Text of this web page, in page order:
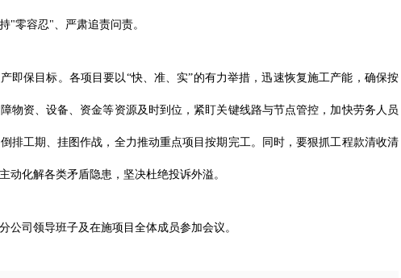
"零容忍"、严肃追责问责。
即保目标。各项目要以“快、准、实”的有力举措，迅速恢复施工产能，确保按
物资、设备、资金等资源及时到位，紧盯关键线路与节点管控，加快劳务人员
排工期、挂图作战，全力推动重点项目按期完工。同时，要狠抓工程款清收清
动化解各类矛盾隐患，坚决杜绝投诉外溢。
公司领导班子及在施项目全体成员参加会议。